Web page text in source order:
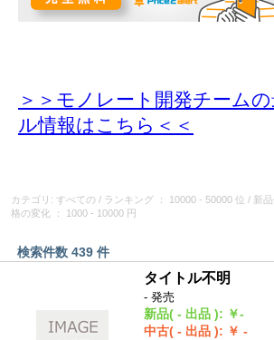
＞＞モノレート開発チーム
ル情報はこちら＜＜
カテゴリ: すべての / ランキング ： 10000 - 50000 位 / 新
格の変化
： 1000 - 10000 円
検索件数 439 件
タイトル不明
- 発売
新品( - 出品 ): ￥-
中古( - 出品 ): ￥ -